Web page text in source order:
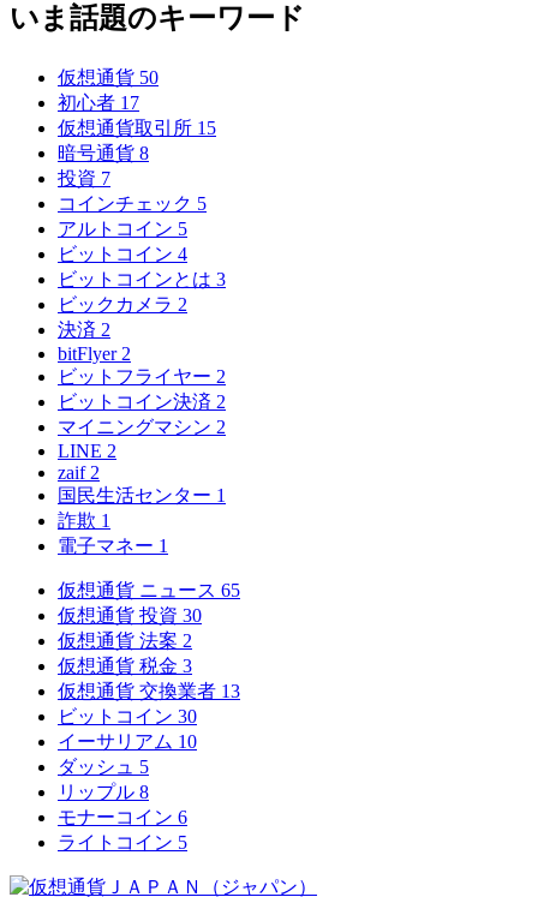
いま話題のキーワード
仮想通貨 50
初心者 17
仮想通貨取引所 15
暗号通貨 8
投資 7
コインチェック 5
アルトコイン 5
ビットコイン 4
ビットコインとは 3
ビックカメラ 2
決済 2
bitFlyer 2
ビットフライヤー 2
ビットコイン決済 2
マイニングマシン 2
LINE 2
zaif 2
国民生活センター 1
詐欺 1
電子マネー 1
仮想通貨 ニュース 65
仮想通貨 投資 30
仮想通貨 法案 2
仮想通貨 税金 3
仮想通貨 交換業者 13
ビットコイン 30
イーサリアム 10
ダッシュ 5
リップル 8
モナーコイン 6
ライトコイン 5